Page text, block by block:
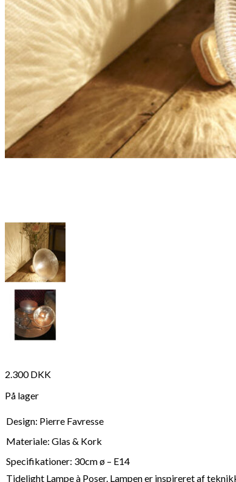
2.300DKK
På lager
Design: Pierre Favresse
Materiale: Glas & Kork
Specifikationer: 30cm ø – E14
Tidelight Lampe à Poser. Lampen er inspireret af